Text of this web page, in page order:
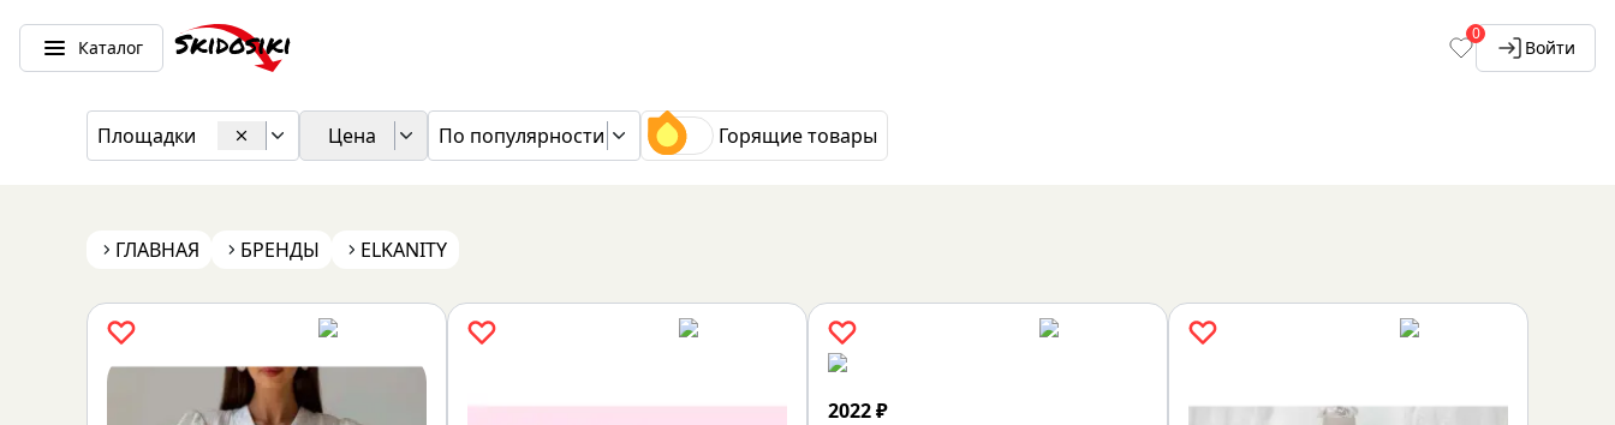
Каталог
0
Войти
Площадки Цена По популярности Горящие товары
ГЛАВНАЯ БРЕНДЫ ELKANITY
2022₽